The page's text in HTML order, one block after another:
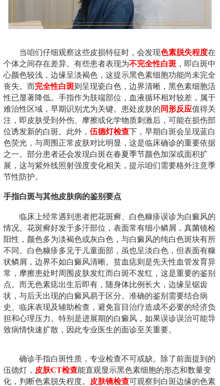
当咱们仔细观察这些皮损特征时，会发现色素脱失程度在
个体之间存在差异。有些患者表现为不完全性白斑 ，即白斑中
心颜色较浅，边缘呈淡褐色，这提示黑色素细胞功能尚未完全
丧失。而完全性白斑则呈现瓷白色，边界清晰，黑色素细胞活
性已显著降低。手指作为肢端部位，血液循环相对较差，属于
难治性区域，早期识别尤为关键。患处皮肤的 同形反应值得关
注，即皮肤受到外伤、摩擦或化学物质刺激后，可能在损伤部
位诱发新的白斑。此外， 伍德灯检查下，早期白斑会呈现蓝白
色荧光，与周围正常皮肤对比明显，这是临床确诊的重要依据
之一。部分患者还会发现白斑在春夏季节颜色加深或面积扩
展，这与紫外线照射强度变化相关，提示咱们需要格外注意季
节性防护。
手指白斑与其他皮肤病的鉴别要点
临床上经常遇到患者把花斑癣、白色糠疹误诊为白癜风的
情况。花斑癣好发于多汗部位，表面常有细小鳞屑，真菌镜检
阳性，颜色多为淡褐色或灰白色，与白癜风的纯白色斑块有所
不同。白色糠疹多见于儿童面部，虽也呈淡白色，但表面有糠
状鳞屑，边界不如白癜风清晰。贫血痣则是先天性血管发育异
常，摩擦患处时周围皮肤发红而白斑不发红，这是重要的鉴别
点。而无色素痣出生后即有，随身体比例长大，边缘呈锯齿
状，与后天出现的白癜风易于区分。准确的鉴别需要结合病
史、临床表现及辅助检查，避免盲目治疗造成不必要的经济负
担和心理压力。特别是进展期的白癜风，如果误诊误治可能导
致病情快速扩散，因此专业医生的面诊至关重要。
确诊手指白斑性质，专业检查不可或缺。除了前面提到的
伍德灯， 皮肤CT检查能直观显示黑色素细胞的形态和数量变
化，判断色素脱失程度。
皮肤镜检查可观察到白斑边缘的色素